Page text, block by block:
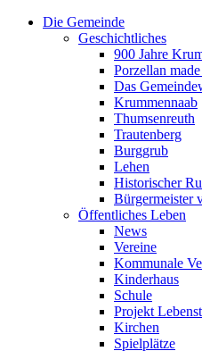
Die Gemeinde
Geschichtliches
900 Jahre
Porzellan
Das
Krummennaab
Thumsenreuth
Trautenberg
Burggrub
Lehen
Historischer
Bürgermeister
Öffentliches Leben
News
Vereine
Kommunale
Kinderhaus
Schule
Projekt
Kirchen
Spielplätze